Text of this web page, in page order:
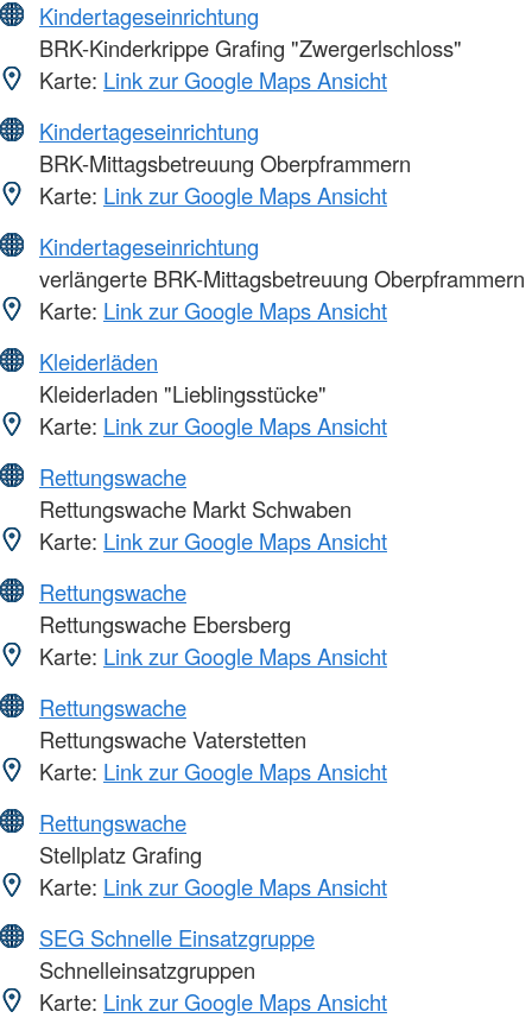
Kindertageseinrichtung
BRK-Kinderkrippe Grafing "Zwergerlschloss"
Karte: Link zur Google Maps Ansicht
Kindertageseinrichtung
BRK-Mittagsbetreuung Oberpframmern
Karte: Link zur Google Maps Ansicht
Kindertageseinrichtung
verlängerte BRK-Mittagsbetreuung Oberpframmern
Karte: Link zur Google Maps Ansicht
Kleiderläden
Kleiderladen "Lieblingsstücke"
Karte: Link zur Google Maps Ansicht
Rettungswache
Rettungswache Markt Schwaben
Karte: Link zur Google Maps Ansicht
Rettungswache
Rettungswache Ebersberg
Karte: Link zur Google Maps Ansicht
Rettungswache
Rettungswache Vaterstetten
Karte: Link zur Google Maps Ansicht
Rettungswache
Stellplatz Grafing
Karte: Link zur Google Maps Ansicht
SEG Schnelle Einsatzgruppe
Schnelleinsatzgruppen
Karte: Link zur Google Maps Ansicht